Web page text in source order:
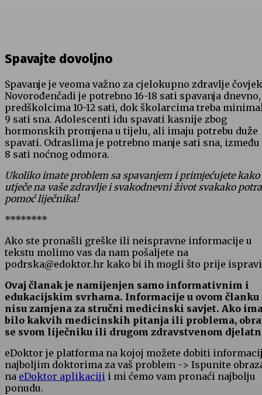
Spavajte dovoljno
Spavanje je veoma važno za cjelokupno zdravlje
Novorođenčadi je potrebno 16-18 sati spavanja dnevno,
predškolcima 10-12 sati, dok školarcima treba
9 sati sna. Adolescenti idu spavati kasnije zbog
hormonskih promjena u tijelu, ali imaju potrebu duže
spavati. Odraslima je potrebno manje sati sna, između
8 sati noćnog odmora.
Ukoliko imate problem sa spavanjem i primjećujete kako
utječe na vaše zdravlje i svakodnevni život svakako
pomoć liječnika!
********
Ako ste pronašli greške ili neispravne informacije u
tekstu molimo vas da nam pošaljete na
podrska@edoktor.hr kako bi ih mogli što prije
Ovaj članak je namijenjen samo informativnim i
edukacijskim svrhama. Informacije u ovom članku
nisu zamjena za stručni medicinski savjet. Ako
bilo kakvih medicinskih pitanja ili problema,
se svom liječniku ili drugom zdravstvenom
eDoktor je platforma na kojoj možete dobiti
najboljim doktorima za vaš problem -> Ispunite
na eDoktor aplikaciji i mi ćemo vam pronaći najbolju
ponudu.